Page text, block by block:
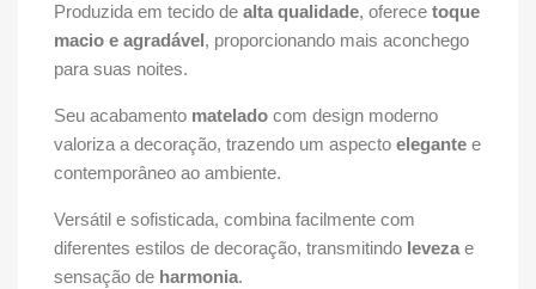
Produzida em tecido de alta qualidade, oferece toque
macio e agradável , proporcionando mais aconchego
para suas noites.
Seu acabamento matelado com design moderno
valoriza a decoração, trazendo um aspecto elegante e
contemporâneo ao ambiente.
Versátil e sofisticada, combina facilmente com
diferentes estilos de decoração, transmitindo levezae
sensação de harmonia.